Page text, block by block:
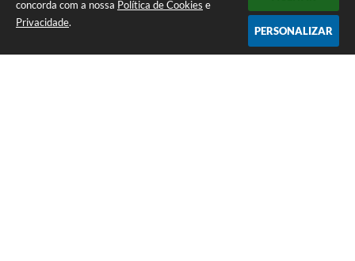
concorda com a nossa Política de Cookies e
Privacidade.
PERSONALIZAR